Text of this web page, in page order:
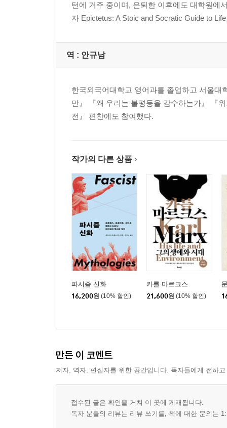
턴에 거주 중이며, 은퇴한 이후에도 대학원에
자 Epictetus: A Stoic and Socratic Guide to
역 : 안규남
한국외국어대학교 영어과를 졸업하고 서울
만』 『왜 우리는 불평등을 감수하는가』 『
전』 편찬에도 참여했다.
작가의 다른 상품
파시즘 신화
16,200원 (10% 할인)
카를 마르크스
21,600원 (10% 할인)
만든 이 코멘트
저자, 역자, 편집자를 위한 공간입니다. 독자들에게 전하
접수된 글은 확인을 거쳐 이 곳에 게재됩니다.
독자 분들의 리뷰는 리뷰 쓰기를, 책에 대한 문의는